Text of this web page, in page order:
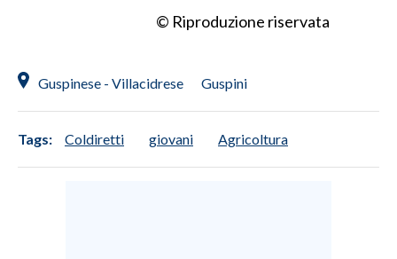
© Riproduzione riservata
Guspinese - Villacidrese Guspini
Tags: Coldiretti giovani Agricoltura